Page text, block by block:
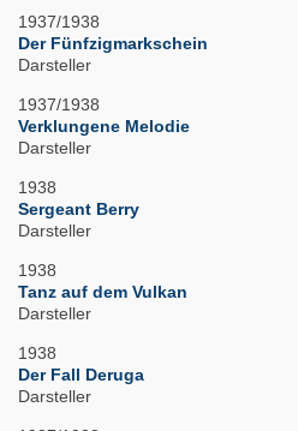
1937/1938
Der Fünfzigmarkschein
Darsteller
1937/1938
Verklungene Melodie
Darsteller
1938
Sergeant Berry
Darsteller
1938
Tanz auf dem Vulkan
Darsteller
1938
Der Fall Deruga
Darsteller